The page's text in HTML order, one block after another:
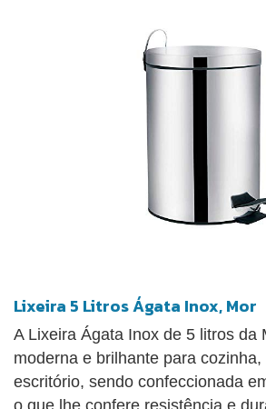
Lixeira 5 Litros Ágata Inox, Mor
A Lixeira Ágata Inox de 5 litros da
moderna e brilhante para
escritório, sendo confeccionada
o que lhe confere resistência e